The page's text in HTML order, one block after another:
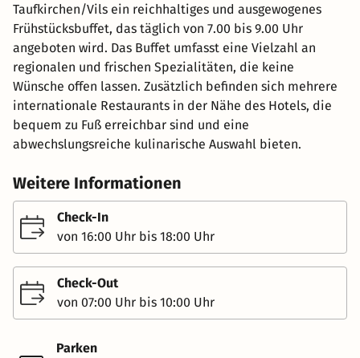
Taufkirchen/Vils ein reichhaltiges und ausgewogenes
Frühstücksbuffet, das täglich von 7.00 bis 9.00 Uhr
angeboten wird. Das Buffet umfasst eine Vielzahl an
regionalen und frischen Spezialitäten, die keine
Wünsche offen lassen. Zusätzlich befinden sich mehrere
internationale Restaurants in der Nähe des Hotels, die
bequem zu Fuß erreichbar sind und eine
abwechslungsreiche kulinarische Auswahl bieten.
Weitere Informationen
Check-In
von 16:00 Uhr bis 18:00 Uhr
Check-Out
von 07:00 Uhr bis 10:00 Uhr
Parken